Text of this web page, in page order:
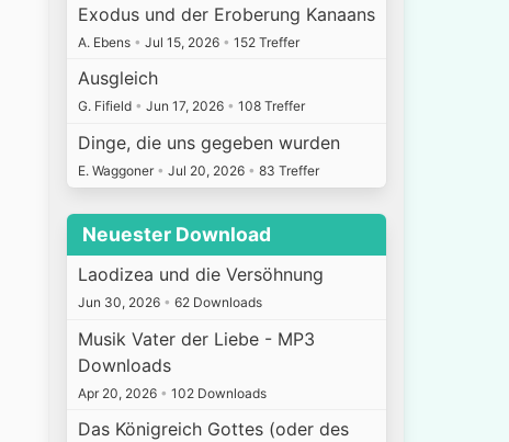
Exodus und der Eroberung Kanaans
A. Ebens • Jul 15, 2026 • 152 Treffer
Ausgleich
G. Fifield • Jun 17, 2026 • 108 Treffer
Dinge, die uns gegeben wurden
E. Waggoner • Jul 20, 2026 • 83 Treffer
Neuester Download
Laodizea und die Versöhnung
Jun 30, 2026 • 62 Downloads
Musik Vater der Liebe - MP3
Downloads
Apr 20, 2026 • 102 Downloads
Das Königreich Gottes (oder des